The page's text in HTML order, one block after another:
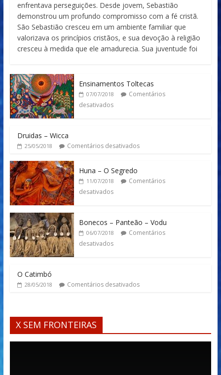
enfrentava perseguições. Desde jovem, Sebastião
demonstrou um profundo compromisso com a fé cristã.
São Sebastião cresceu em um ambiente familiar que
valorizava os princípios cristãos, e sua devoção à religião
cresceu à medida que ele amadurecia. Sua juventude foi
Ensinamentos Toltecas
07/07/2018
Comentários
desativados
Druidas – Wicca
25/05/2018 Comentários desativados
Huna – O Segredo
11/07/2018
Comentários
desativados
Bonecos – Panteão – Vodu
06/07/2018
Comentários
desativados
O Catimbó
28/05/2018 Comentários desativados
X SEM FRONTEIRAS